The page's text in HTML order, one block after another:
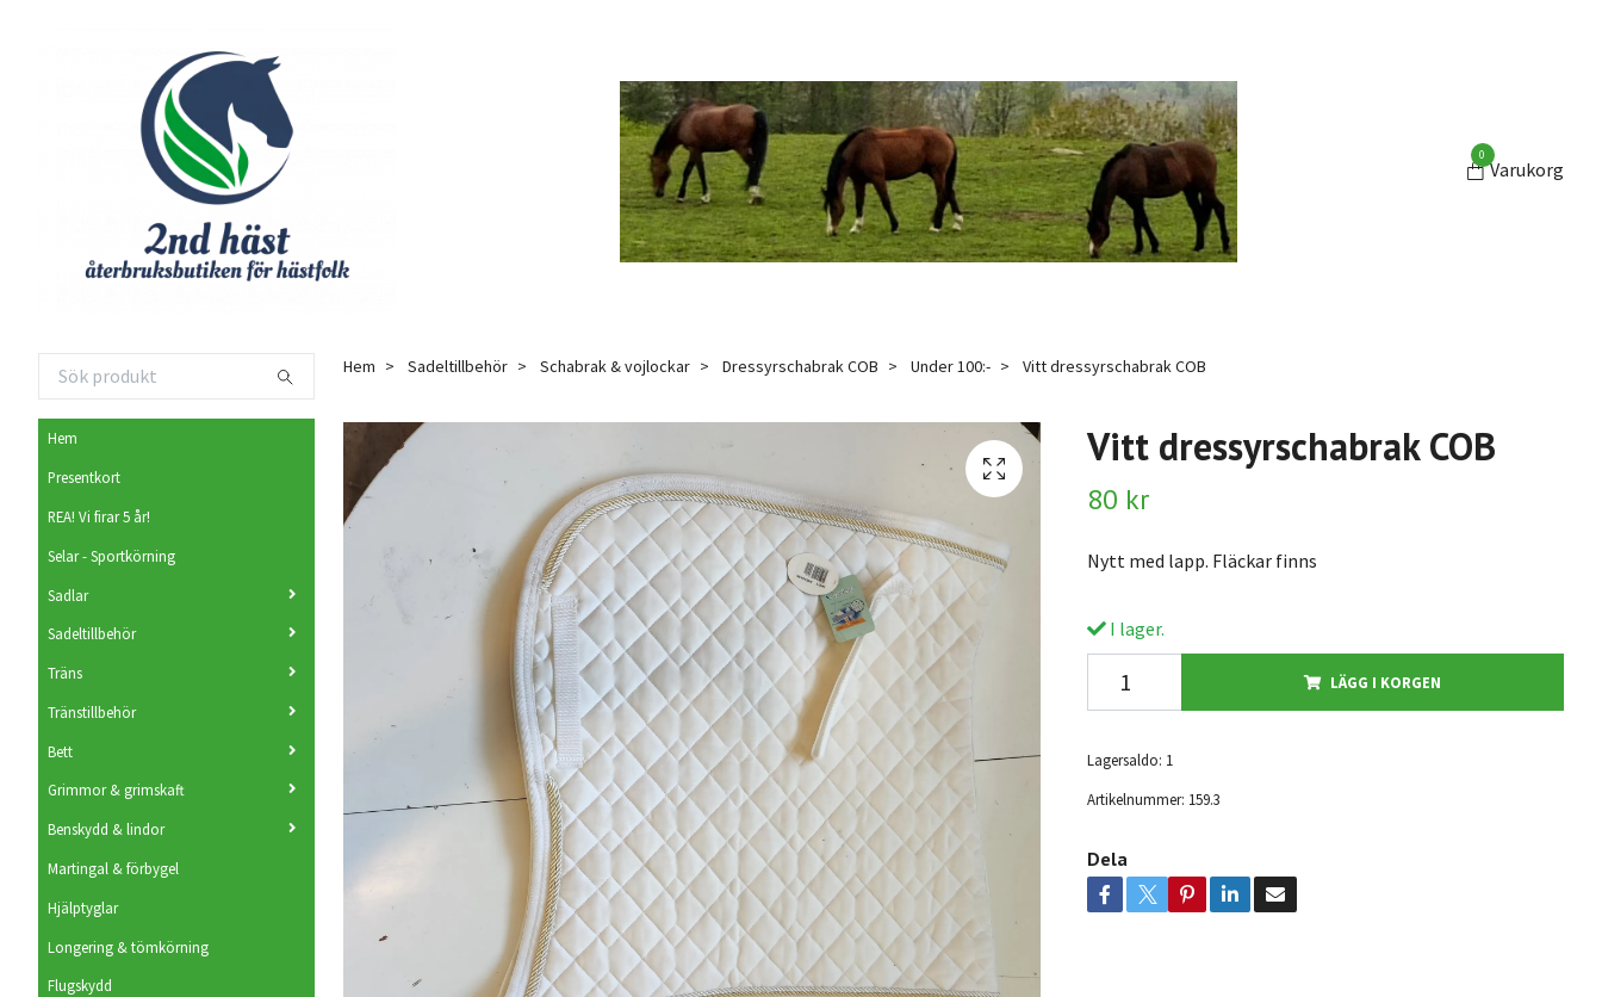
0
Varukorg
Hem
Presentkort
REA! Vi firar 5 år!
Selar - Sportkörning
Sadlar
Sadeltillbehör
Träns
Tränstillbehör
Bett
Grimmor & grimskaft
Benskydd & lindor
Martingal & förbygel
Hjälptyglar
Longering & tömkörning
Flugskydd
Hem Sadeltillbehör Schabrak & vojlockar Dressyrschabrak COB Under 100:- Vitt dressyrschabrak COB
Vitt dressyrschabrak COB
80 kr
Nytt med lapp. Fläckar finns
I lager.
LÄGG I KORGEN
Lagersaldo: 1
Artikelnummer: 159.3
Dela